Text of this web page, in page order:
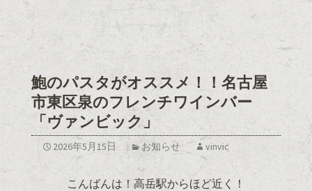
鮑のパスタがオススメ！！名古屋
市東区泉のフレンチワインバー
「ヴァンビック」
2026年5月15日 お知らせ vinvic
こんばんは！高岳駅からほど近く！